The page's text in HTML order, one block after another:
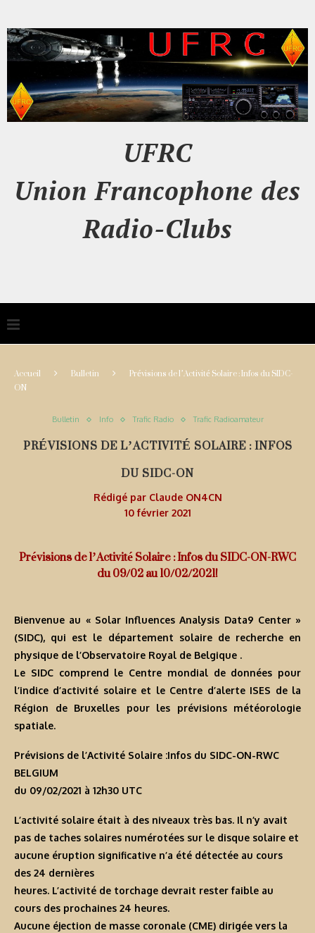
UFRC
Union Francophone des
Radio-Clubs
Accueil Bulletin Prévisions de l’Activité Solaire : Infos du SIDC-
ON
Bulletin Info Trafic Radio Trafic Radioamateur
PRÉVISIONS DE L’ACTIVITÉ SOLAIRE : INFOS
DU SIDC-ON
Rédigé par Claude ON4CN
10 février 2021
Prévisions de l’Activité Solaire : Infos du SIDC-ON-RWC
du 09/02 au 10/02/2021!
Bienvenue au « Solar Influences Analysis Data9 Center »
(SIDC), qui est le département solaire de recherche en
physique de l’Observatoire Royal de Belgique .
Le SIDC comprend le Centre mondial de données pour
l’indice d’activité solaire et le Centre d’alerte ISES de la
Région de Bruxelles pour les prévisions météorologie
spatiale.
Prévisions de l’Activité Solaire :Infos du SIDC-ON-RWC
BELGIUM
du 09/02/2021 à 12h30 UTC
L’activité solaire était à des niveaux très bas. Il n’y avait
pas de taches solaires numérotées sur le disque solaire et
aucune éruption significative n’a été détectée au cours
des 24 dernières
heures. L’activité de torchage devrait rester faible au
cours des prochaines 24 heures.
Aucune éjection de masse coronale (CME) dirigée vers la